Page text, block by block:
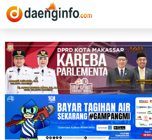
Lewati
ke